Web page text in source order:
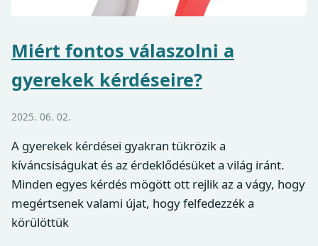
Miért fontos válaszolni a
gyerekek kérdéseire?
2025. 06. 02.
A gyerekek kérdései gyakran tükrözik a
kíváncsiságukat és az érdeklődésüket a világ iránt.
Minden egyes kérdés mögött ott rejlik az a vágy, hogy
megértsenek valami újat, hogy felfedezzék a
körülöttük